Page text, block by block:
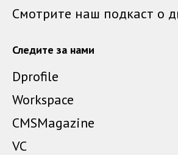
Смотрите наш подкаст о
Следите за нами
Dprofile
Workspace
CMSMagazine
VC